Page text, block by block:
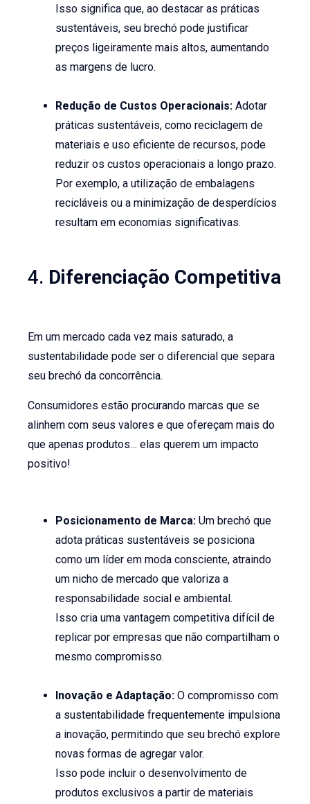
Isso significa que, ao destacar as práticas
sustentáveis, seu brechó pode justificar
preços ligeiramente mais altos, aumentando
as margens de lucro.
Redução de Custos Operacionais: Adotar
práticas sustentáveis, como reciclagem de
materiais e uso eficiente de recursos, pode
reduzir os custos operacionais a longo prazo.
Por exemplo, a utilização de embalagens
recicláveis ou a minimização de desperdícios
resultam em economias significativas.
4. Diferenciação Competitiva
Em um mercado cada vez mais saturado, a
sustentabilidade pode ser o diferencial que separa
seu brechó da concorrência.
Consumidores estão procurando marcas que se
alinhem com seus valores e que ofereçam mais do
que apenas produtos… elas querem um impacto
positivo!
Posicionamento de Marca: Um brechó que
adota práticas sustentáveis se posiciona
como um líder em moda consciente, atraindo
um nicho de mercado que valoriza a
responsabilidade social e ambiental.
Isso cria uma vantagem competitiva difícil de
replicar por empresas que não compartilham o
mesmo compromisso.
Inovação e Adaptação: O compromisso com
a sustentabilidade frequentemente impulsiona
a inovação, permitindo que seu brechó explore
novas formas de agregar valor.
Isso pode incluir o desenvolvimento de
produtos exclusivos a partir de materiais